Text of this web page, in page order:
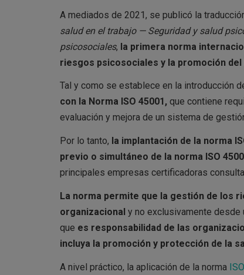
A mediados de 2021, se publicó la
salud en el trabajo — Seguridad y salud
psicosociales, la primera norma
riesgos psicosociales y la promoción
Tal y como se establece en la introducción
con la Norma ISO 45001, que contiene
evaluación y mejora de un sistema de
Por lo tanto, la implantación de la norma
previo o simultáneo de la norma ISO
principales empresas certificadoras
La norma permite que la gestión de los
organizacional y no exclusivamente desde
que es responsabilidad de las
incluya la promoción y protección de la
A nivel práctico, la aplicación de la norma